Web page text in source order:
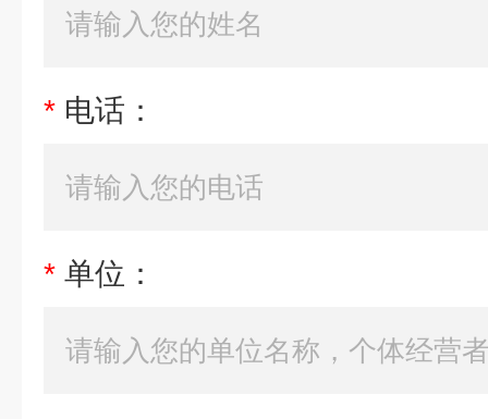
* 电话：
* 单位：